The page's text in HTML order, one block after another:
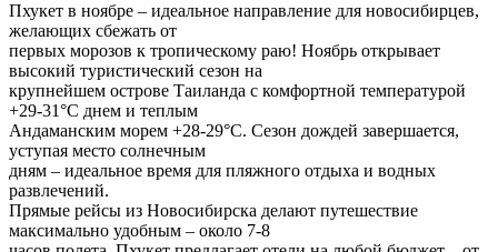
Пхукет в ноябре – идеальное направление для новосибирцев,
желающих сбежать от
первых морозов к тропическому раю! Ноябрь открывает
высокий туристический сезон на
крупнейшем острове Таиланда с комфортной температурой
+29-31°C днем и теплым
Андаманским морем +28-29°C. Сезон дождей завершается,
уступая место солнечным
дням – идеальное время для пляжного отдыха и водных
развлечений.
Прямые рейсы из Новосибирска делают путешествие
максимально удобным – около 7-8